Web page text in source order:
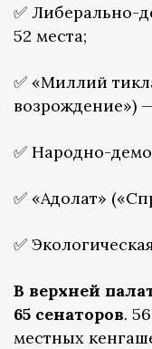
✅ Либерально-
52 места;
✅ «Миллий
возрождение»)
✅ Народно-
✅ «Адолат»
✅
В верхней
65 сенаторов.
местных